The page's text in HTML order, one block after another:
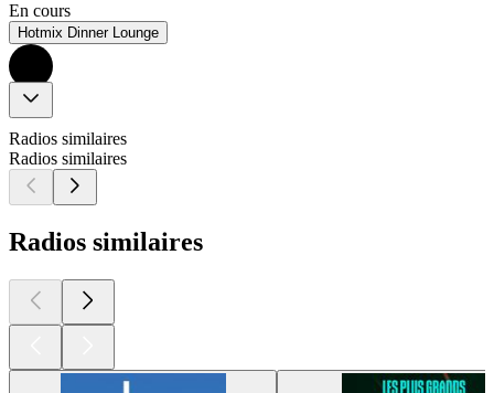
En cours
Hotmix Dinner Lounge
Radios similaires
Radios similaires
Radios similaires